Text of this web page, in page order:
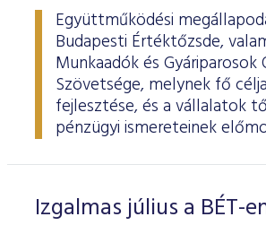
Együttműködési
Budapesti Értéktőzsde,
Munkaadók és Gyáriparosok
Szövetsége, melynek fő
fejlesztése, és a vállalatok
pénzügyi ismereteinek
Izgalmas július a BÉT-